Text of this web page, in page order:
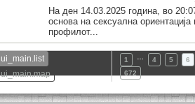
На ден 14.03.2025 година, во
основа на сексуална
профилот...
ui_main.list
ui_main.map
1 4 5
6
672